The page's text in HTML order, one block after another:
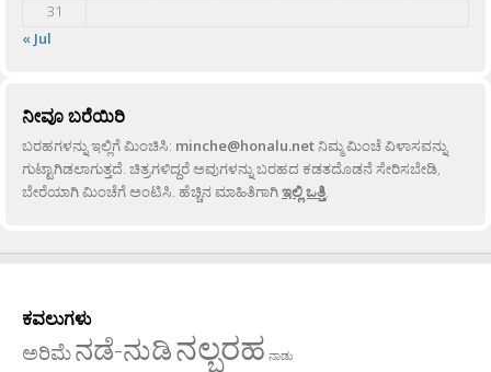
31
« Jul
ನೀವೂ ಬರೆಯಿರಿ
ಬರಹಗಳನ್ನು ಇಲ್ಲಿಗೆ ಮಿಂಚಿಸಿ: minche@honalu.netನಿಮ್ಮ ಮಿಂಚೆ ವಿಳಾಸವನ್ನು
ಗುಟ್ಟಾಗಿಡಲಾಗುತ್ತದೆ. ಚಿತ್ರಗಳಿದ್ದರೆ ಅವುಗಳನ್ನು ಬರಹದ ಕಡತದೊಡನೆ ಸೇರಿಸಬೇಡಿ,
ಬೇರೆಯಾಗಿ ಮಿಂಚೆಗೆ ಅಂಟಿಸಿ. ಹೆಚ್ಚಿನ ಮಾಹಿತಿಗಾಗಿಇಲ್ಲಿ ಒತ್ತಿ.
ಕವಲುಗಳು
ಅರಿಮೆನಡೆ-ನುಡಿನಲ್ಬರಹ ನಾಡು